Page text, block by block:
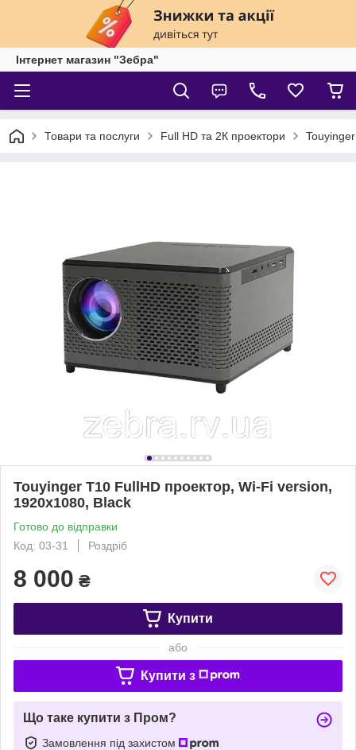
Інтернет магазин "Зебра"
Товари та послуги Full HD та 2К проектори
Touyinger T10 FullHD проектор, Wi-Fi version,
1920х1080, Black
Готово до відправки
Код: 03-31
Роздріб
8 000 ₴
Купити
або
Купити з
Що таке купити з Пром?
Замовлення під захистом